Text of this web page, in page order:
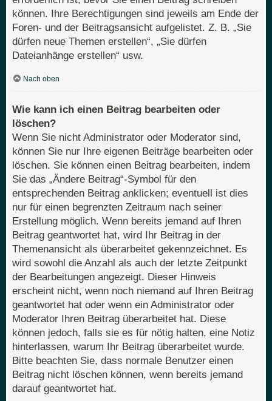
können. Ihre Berechtigungen sind jeweils am Ende der
Foren- und der Beitragsansicht aufgelistet. Z. B. „Sie
dürfen neue Themen erstellen“, „Sie dürfen
Dateianhänge erstellen“ usw.
Nach oben
Wie kann ich einen Beitrag bearbeiten oder
löschen?
Wenn Sie nicht Administrator oder Moderator sind,
können Sie nur Ihre eigenen Beiträge bearbeiten oder
löschen. Sie können einen Beitrag bearbeiten, indem
Sie das „Ändere Beitrag“-Symbol für den
entsprechenden Beitrag anklicken; eventuell ist dies
nur für einen begrenzten Zeitraum nach seiner
Erstellung möglich. Wenn bereits jemand auf Ihren
Beitrag geantwortet hat, wird Ihr Beitrag in der
Themenansicht als überarbeitet gekennzeichnet. Es
wird sowohl die Anzahl als auch der letzte Zeitpunkt
der Bearbeitungen angezeigt. Dieser Hinweis
erscheint nicht, wenn noch niemand auf Ihren Beitrag
geantwortet hat oder wenn ein Administrator oder
Moderator Ihren Beitrag überarbeitet hat. Diese
können jedoch, falls sie es für nötig halten, eine Notiz
hinterlassen, warum Ihr Beitrag überarbeitet wurde.
Bitte beachten Sie, dass normale Benutzer einen
Beitrag nicht löschen können, wenn bereits jemand
darauf geantwortet hat.